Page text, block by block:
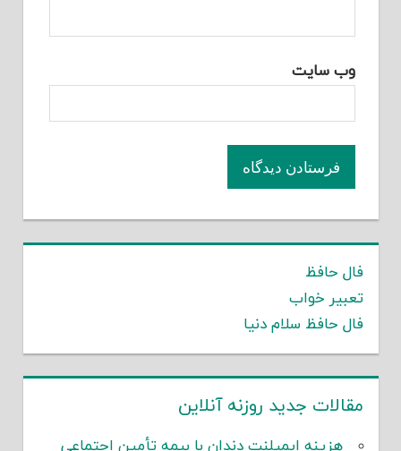
وب‌ سایت
فال حافظ
تعبیر خواب
فال حافظ سلام دنیا
مقالات جدید روزنه آنلاین